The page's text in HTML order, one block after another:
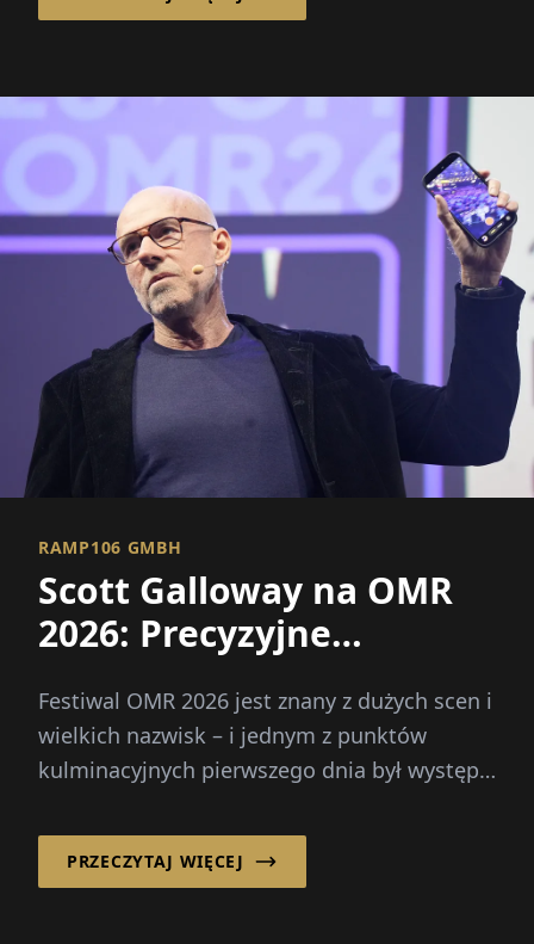
nie w pełni równe
RAMP106 GMBH
Scott Galloway na OMR
2026: Precyzyjne
rozmowa
Festiwal OMR 2026 jest znany z dużych scen i
wielkich nazwisk – i jednym z punktów
kulminacyjnych pierwszego dnia był występ
PRZECZYTAJ WIĘCEJ